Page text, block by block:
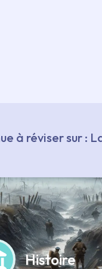
à réviser sur :
Histoire